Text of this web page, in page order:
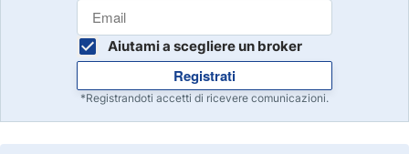
Aiutami a scegliere un broker
Registrati
*Registrandoti accetti di ricevere comunicazioni.